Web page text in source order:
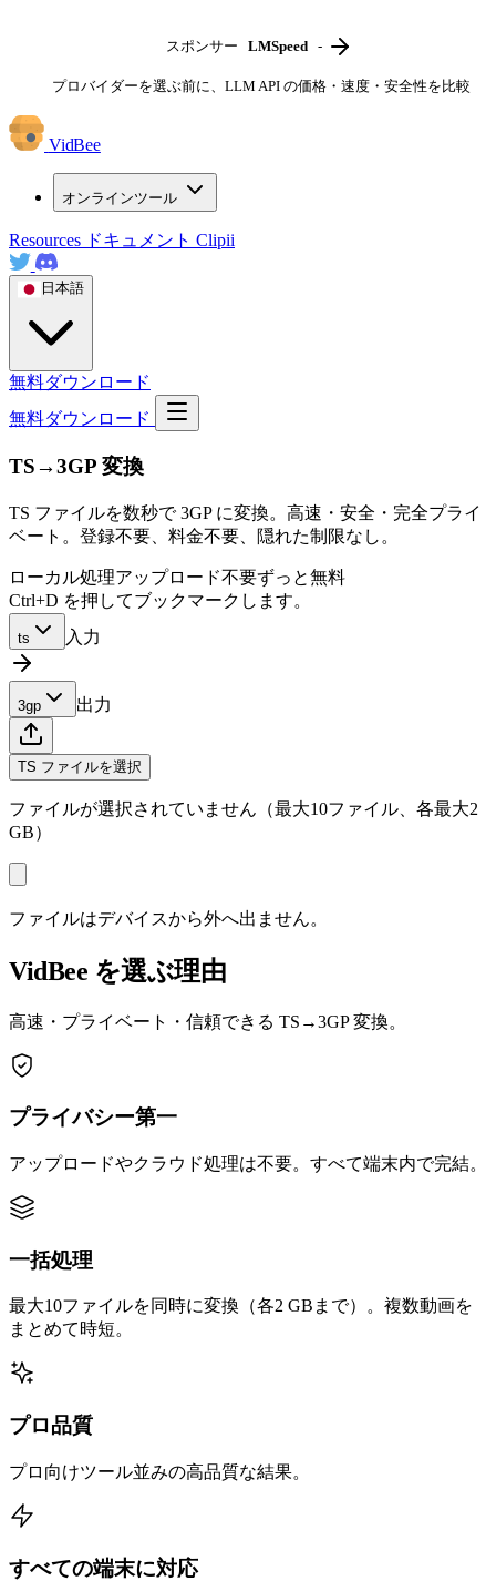
スポンサー LMSpeed -
プロバイダーを選ぶ前に、LLM API の価格・速度・安全性を比較
VidBee
オンラインツール
Resources ドキュメント Clipii
日本語
無料ダウンロード
無料ダウンロード
TS→3GP 変換
TS ファイルを数秒で 3GP に変換。高速・安全・完全プライ
ベート。登録不要、料金不要、隠れた制限なし。
ローカル処理アップロード不要ずっと無料
Ctrl+D を押してブックマークします。
ts 入力
3gp 出力
TS ファイルを選択
ファイルが選択されていません（最大10ファイル、各最大2
GB）
ファイルはデバイスから外へ出ません。
VidBee を選ぶ理由
高速・プライベート・信頼できる TS→3GP 変換。
プライバシー第一
アップロードやクラウド処理は不要。すべて端末内で完結。
一括処理
最大10ファイルを同時に変換（各2 GBまで）。複数動画を
まとめて時短。
プロ品質
プロ向けツール並みの高品質な結果。
すべての端末に対応